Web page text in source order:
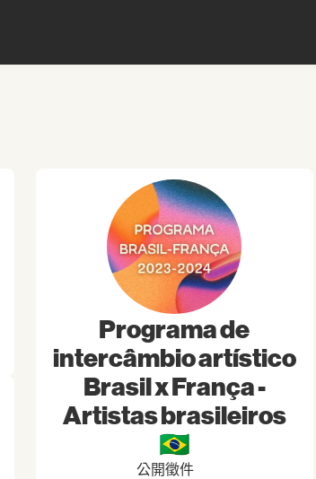
Programa de
intercâmbio artístico
Brasil x França -
Artistas brasileiros
🇧🇷
公開徵件